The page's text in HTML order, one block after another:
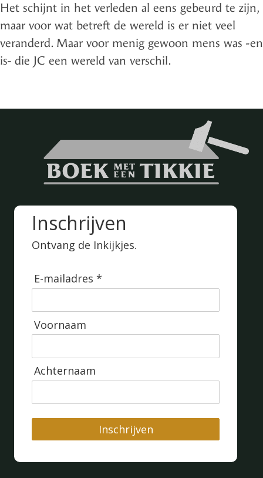
Het schijnt in het verleden al eens gebeurd te zijn,
maar voor wat betreft de wereld is er niet veel
veranderd. Maar voor menig gewoon mens was -en
is- die JC een wereld van verschil.
Inschrijven
Ontvang de Inkijkjes.
E-mailadres *
Voornaam
Achternaam
Inschrijven